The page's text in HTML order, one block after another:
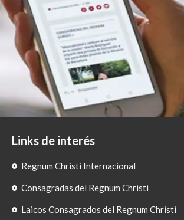
Links de interés
Regnum Christi Internacional
Consagradas del Regnum Christi
Laicos Consagrados del Regnum Christi